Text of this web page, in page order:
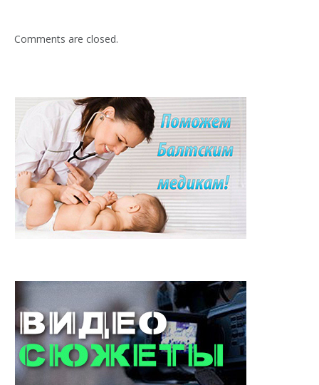
Comments are closed.